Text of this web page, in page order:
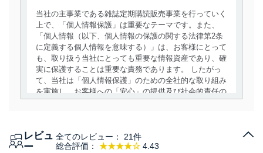
当社の主事業である雑誌定期購読販売事業を行っていく
上で、「個人情報保護」は重要なテーマです。また、
「個人情報（以下、個人情報の保護の関する法律第2条
に定義する個人情報を意味する）」は、お客様にとって
も、取り扱う当社にとっても重要な情報資産であり、確
実に保護することは重要な責務であります。 したがっ
て、当社は「個人情報保護」のための全社的な取り組み
を実施し、お客様への「安心」の提供及び社会的責任の
当社は、個人情報の取得・利用・提供に際して、その利
レビュ
ー
総合評価： ★★★★☆ 4.43
全てのレビュー： 21件